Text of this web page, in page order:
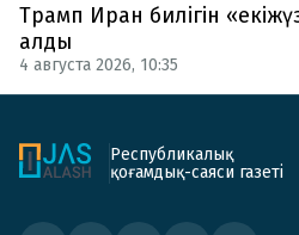
Трамп Иран билігін
алды
4 августа 2026, 10:35
Республикалық
қоғамдық-саяси газеті